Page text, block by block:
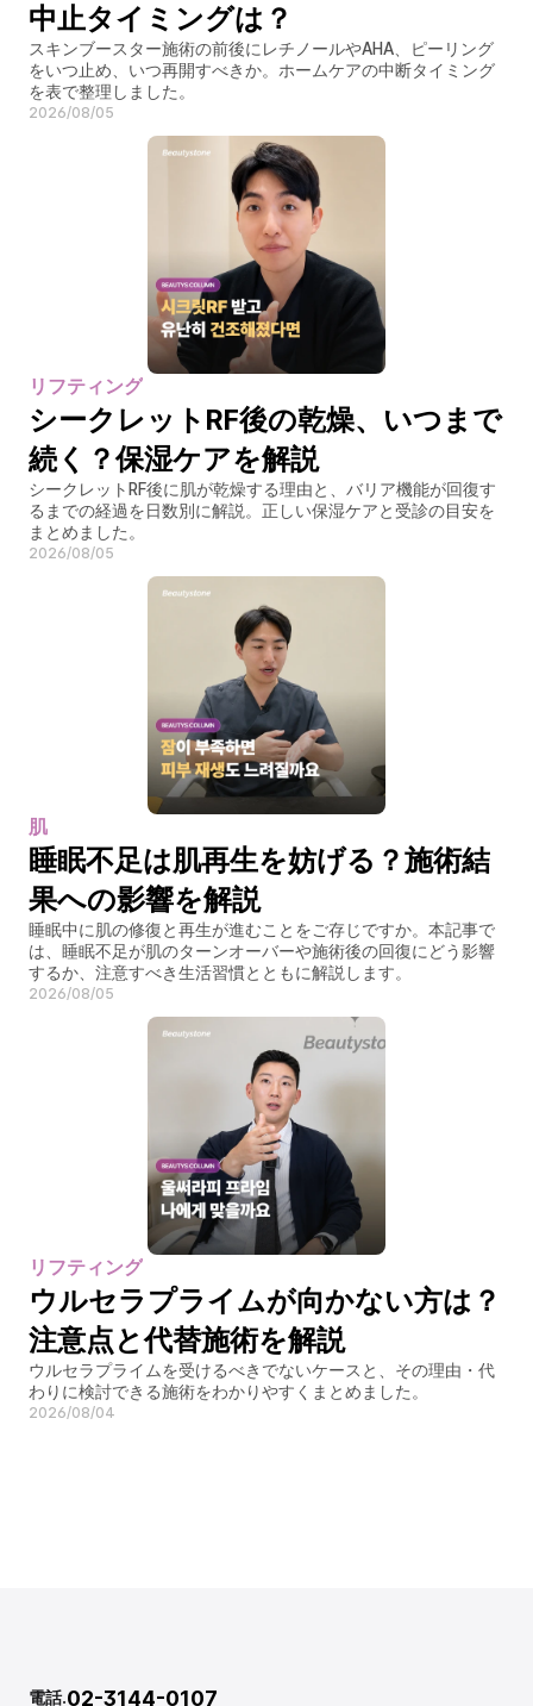
中止タイミングは？
スキンブースター施術の前後にレチノールやAHA、ピーリング
をいつ止め、いつ再開すべきか。ホームケアの中断タイミング
を表で整理しました。
2026/08/05
リフティング
シークレットRF後の乾燥、いつまで
続く？保湿ケアを解説
シークレットRF後に肌が乾燥する理由と、バリア機能が回復す
るまでの経過を日数別に解説。正しい保湿ケアと受診の目安を
まとめました。
2026/08/05
肌
睡眠不足は肌再生を妨げる？施術結
果への影響を解説
睡眠中に肌の修復と再生が進むことをご存じですか。本記事で
は、睡眠不足が肌のターンオーバーや施術後の回復にどう影響
するか、注意すべき生活習慣とともに解説します。
2026/08/05
リフティング
ウルセラプライムが向かない方は？
注意点と代替施術を解説
ウルセラプライムを受けるべきでないケースと、その理由・代
わりに検討できる施術をわかりやすくまとめました。
2026/08/04
電話.02-3144-0107